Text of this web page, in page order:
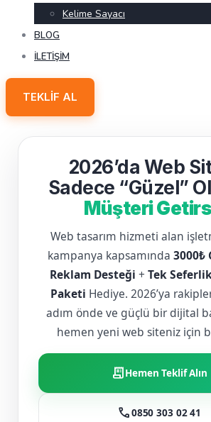
Kelime Sayacı
BLOG
İLETIŞIM
TEKLIF AL
2026’da Web
Sadece “Güzel”
Müşteri
Web tasarım hizmeti alan
kampanya kapsamında 3000₺
Reklam Desteği + Tek Seferlik
Paketi Hediye. 2026’ya
adım önde ve güçlü bir dijital
hemen yeni web siteniz için
receipt_longHemen Teklif Alın
call0850 303 02 41